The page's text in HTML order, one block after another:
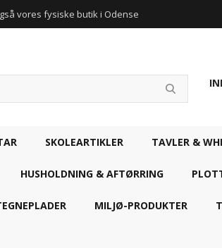
vores fysiske butik i Odense
SKOLEARTIKLER TAVLER &
HUSHOLDNING & AFTØRRING
MILJØ-PRODUKTER